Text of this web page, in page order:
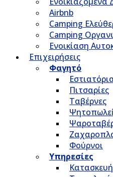
Airbnb
Camping
Camping
Ενοικίαση
Επιχειρήσεις
Φαγητό
Πιτσαρίες
Ταβέρνες
Φούρνοι
Υπηρεσίες